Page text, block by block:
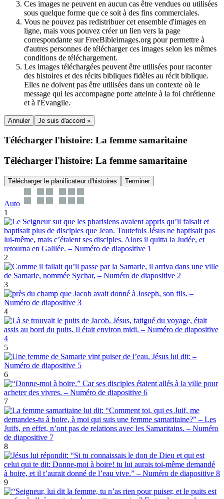
Ces images ne peuvent en aucun cas être vendues ou utilisées
sous quelque forme que ce soit à des fins commerciales.
Vous ne pouvez pas redistribuer cet ensemble d'images en
ligne, mais vous pouvez créer un lien vers la page
correspondante sur FreeBibleimages.org pour permettre à
d'autres personnes de télécharger ces images selon les mêmes
conditions de téléchargement.
Les images téléchargées peuvent être utilisées pour raconter
des histoires et des récits bibliques fidèles au récit biblique.
Elles ne doivent pas être utilisées dans un contexte où le
message qui les accompagne porte atteinte à la foi chrétienne
et à l'Évangile.
Annuler Je suis d'accord »
Télécharger l'histoire: La femme samaritaine
Télécharger l'histoire: La femme samaritaine
Télécharger le planificateur d'histoires Terminer
Auto
1
2
3
4
5
6
7
8
9